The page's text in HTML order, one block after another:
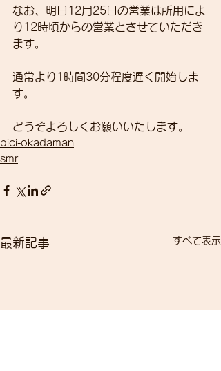
なお、明日12月25日の営業は所用によ
り12時頃からの営業とさせていただき
ます。
通常より1時間30分程度遅く開始しま
す。
どうぞよろしくお願いいたします。
bici-okadaman
smr
最新記事 すべて表示